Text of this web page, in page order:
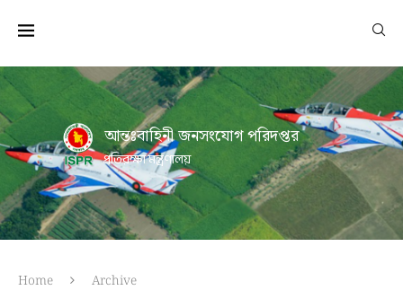
আন্তঃবাহিনী জনসংযোগ পরিদপ্তর
প্রতিরক্ষা মন্ত্রণালয়
Home Archive